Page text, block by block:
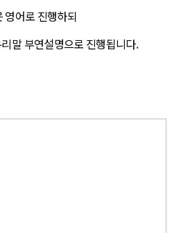
영어로 진행하되
말 부연설명으로 진행됩니다.